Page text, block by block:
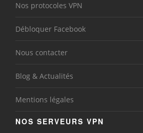
Nos protocoles VPN
Débloquer Facebook
Nous contacter
Blog & Actualités
Mentions légales
NOS SERVEURS VPN